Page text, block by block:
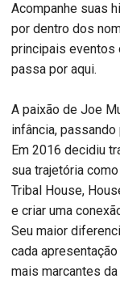
Acompanhe suas
por dentro dos
principais eventos
passa por aqui.
A paixão de Joe
infância,
Em 2016 decidiu
sua trajetória
Tribal House,
e criar uma
Seu maior
cada
mais marcantes